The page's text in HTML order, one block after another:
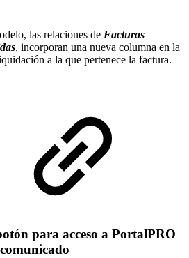
las relaciones de Facturas
, incorporan una nueva columna en la
a la que pertenece la factura.
para acceso a PortalPRO